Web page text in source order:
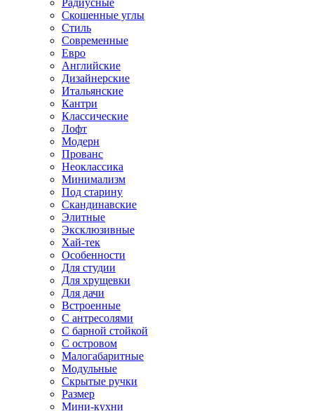
Радиусные
Скошенные углы
Стиль
Современные
Евро
Английские
Дизайнерские
Итальянские
Кантри
Классические
Лофт
Модерн
Прованс
Неоклассика
Минимализм
Под старину
Скандинавские
Элитные
Эксклюзивные
Хай-тек
Особенности
Для студии
Для хрущевки
Для дачи
Встроенные
С антресолями
С барной стойкой
С островом
Малогабаритные
Модульные
Скрытые ручки
Размер
Мини-кухни